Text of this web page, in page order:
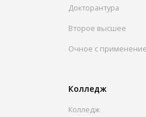
Докторантура
Второе высшее
Очное с
Колледж
Колледж